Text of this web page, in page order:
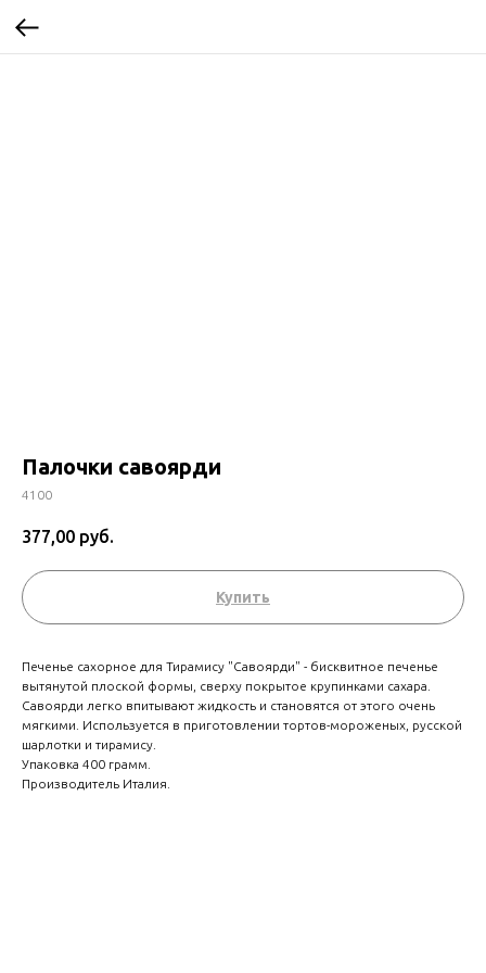
Палочки савоярди
4100
377,00 руб.
Купить
Печенье сахорное для Тирамису "Савоярди" - бисквитное печенье
вытянутой плоской формы, сверху покрытое крупинками сахара.
Савоярди легко впитывают жидкость и становятся от этого очень
мягкими. Используется в приготовлении тортов-мороженых, русской
шарлотки и тирамису.
Упаковка 400 грамм.
Производитель Италия.